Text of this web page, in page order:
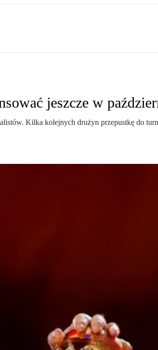
jeszcze w
Kilka kolejnych drużyn przepustkę do